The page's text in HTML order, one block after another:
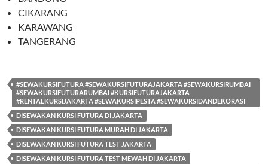
CIKARANG
KARAWANG
TANGERANG
#SEWAKURSIFUTURA #SEWAKURSIFUTURAJAKARTA #SEWAKURSIRUMBAI
#SEWAKURSIFUTURARUMBAI #KURSIFUTURAJAKARTA
#RENTALKURSIJAKARTA #SEWAKURSIPESTA #SEWAKURSIDANDEKORASI
DISEWAKAN KURSI FUTURA DI JAKARTA
DISEWAKAN KURSI FUTURA MURAH DI JAKARTA
DISEWAKAN KURSI FUTURA TEST JAKARTA
DISEWAKAN KURSI FUTURA TEST MEWAH DI JAKARTA